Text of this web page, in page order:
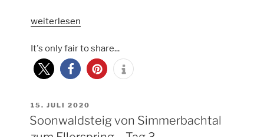
„Soonwaldsteig
Ellerspring
zur
Lauschhütte
Tag
4“
weiterlesen
It's only fair to share...
VERÖFFENTLICHT
AM
15. JULI 2020
Soonwaldsteig von Simmerbachtal